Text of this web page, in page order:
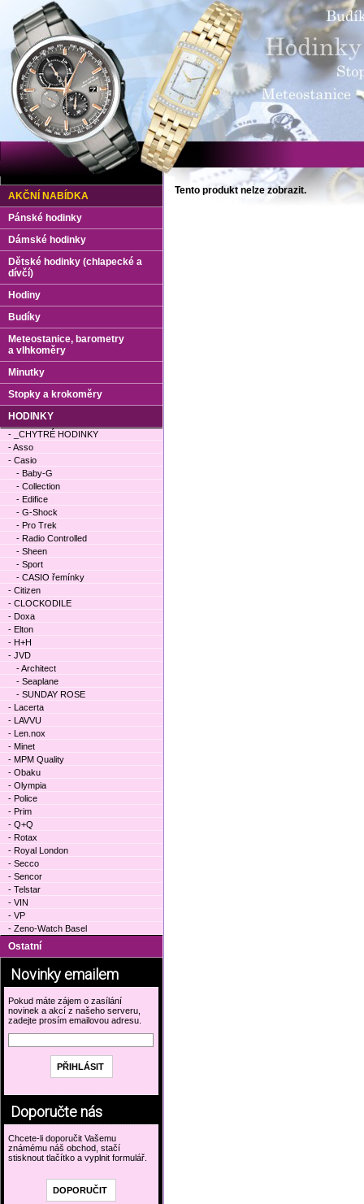
Tento produkt nelze zobrazit.
AKČNÍ NABÍDKA
Pánské hodinky
Dámské hodinky
Dětské hodinky (chlapecké a
dívčí)
Hodiny
Budíky
Meteostanice, barometry
a vlhkoměry
Minutky
Stopky a krokoměry
HODINKY
- _CHYTRÉ HODINKY
- Asso
- Casio
- Baby-G
- Collection
- Edifice
- G-Shock
- Pro Trek
- Radio Controlled
- Sheen
- Sport
- CASIO řemínky
- Citizen
- CLOCKODILE
- Doxa
- Elton
- H+H
- JVD
- Architect
- Seaplane
- SUNDAY ROSE
- Lacerta
- LAVVU
- Len.nox
- Minet
- MPM Quality
- Obaku
- Olympia
- Police
- Prim
- Q+Q
- Rotax
- Royal London
- Secco
- Sencor
- Telstar
- VIN
- VP
- Zeno-Watch Basel
Ostatní
Novinky emailem
Pokud máte zájem o zasílání
novinek a akcí z našeho serveru,
zadejte prosím emailovou adresu.
Doporučte nás
Chcete-li doporučit Vašemu
známému náš obchod, stačí
stisknout tlačítko a vyplnit formulář.